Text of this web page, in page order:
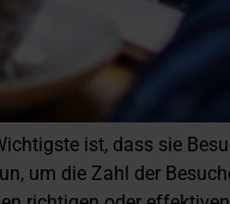
ist, dass sie
um die Zahl der